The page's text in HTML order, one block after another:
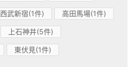
西武新宿(1件) 高田馬場(1件)
上石神井(5件)
東伏見(1件)